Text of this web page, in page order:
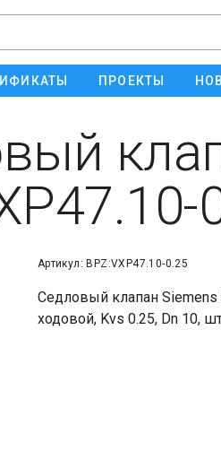
ПРОЕКТЫ
Артикул: BPZ:VXP47.10-0.25
Седловый клапан Siemens
ходовой, Kvs 0.25, Dn 10,